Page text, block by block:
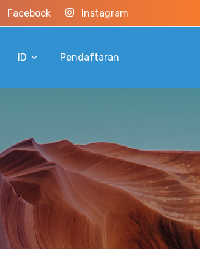
Facebook Instagram
ID Pendaftaran